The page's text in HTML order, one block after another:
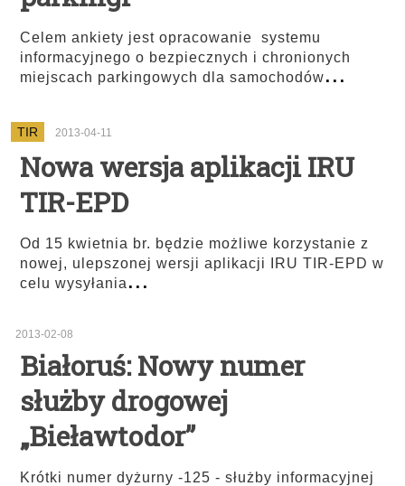
Celem ankiety jest opracowanie systemu
informacyjnego o bezpiecznych i chronionych
miejscach parkingowych dla samochodów...
TIR 2013-04-11
Nowa wersja aplikacji IRU
TIR-EPD
Od 15 kwietnia br. będzie możliwe korzystanie z
nowej, ulepszonej wersji aplikacji IRU TIR-EPD w
celu wysyłania ...
2013-02-08
Białoruś: Nowy numer
służby drogowej
„Bieławtodor”
Krótki numer dyżurny -125 - służby informacyjnej